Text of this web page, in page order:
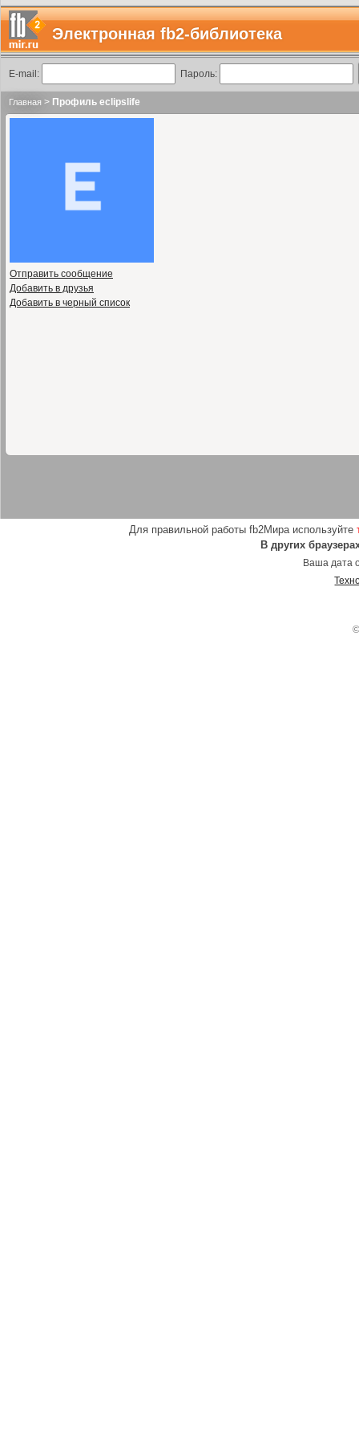
Электронная fb2-библиотека
E-mail: Пароль:
Главная > Профиль eclipslife
Отправить сообщение
Добавить в друзья
Добавить в черный список
Для правильной работы fb2Мира используйте
В других
Ваша дата